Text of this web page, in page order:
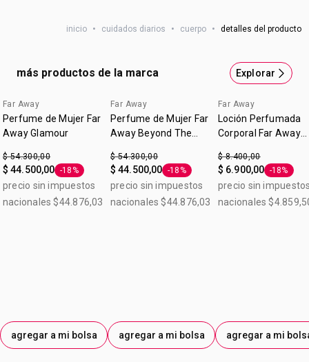
inicio • cuidados diarios • cuerpo • detalles del producto
más productos de la marca Explorar
Far Away
Perfume de Mujer Far
Away Glamour
$ 54.300,00
$ 44.500,00 Etiqueta -18%
-18%
precio sin impuestos
nacionales $44.876,03
agregar a mi bolsa
Far Away
Perfume de Mujer Far
Away Beyond The
$ 54.300,00
$ 44.500,00 Etiqueta -18%
-18%
precio sin impuestos
nacionales $44.876,03
agregar a mi bolsa
Far Away
Loción Perfumada
Corporal Far Away
$ 8.400,00
$ 6.900,00 Etiqueta -
-18%
precio sin
nacionales
agregar a mi